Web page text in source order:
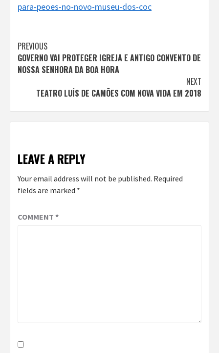
para-peoes-no-novo-museu-dos-coc
Continue
Reading
PREVIOUS
GOVERNO VAI PROTEGER IGREJA E ANTIGO CONVENTO DE
NOSSA SENHORA DA BOA HORA
NEXT
TEATRO LUÍS DE CAMÕES COM NOVA VIDA EM 2018
LEAVE A REPLY
Your email address will not be published. Required
fields are marked *
COMMENT *